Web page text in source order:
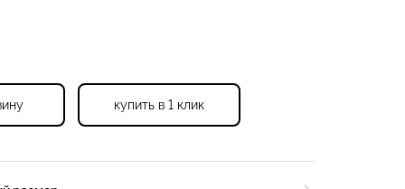
купить в 1 клик